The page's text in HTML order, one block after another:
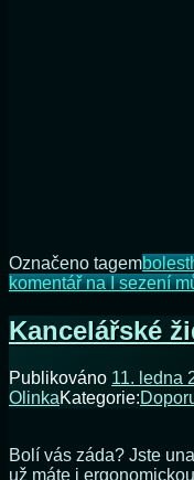
Označeno tagembolest
komentářna I sezení
Kancelářské
Publikováno 11. ledna
OlinkaKategorie:
Bolí vás záda? Jste
už máte i